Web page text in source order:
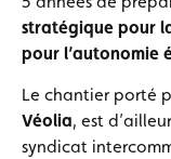
stratégique pour
pour l’autonomie
Le chantier porté
Véolia, est
syndicat